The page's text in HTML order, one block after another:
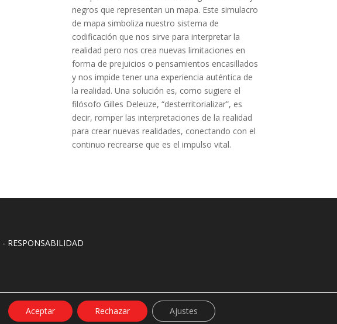
negros que representan un mapa. Este simulacro
de mapa simboliza nuestro sistema de
codificación que nos sirve para interpretar la
realidad pero nos crea nuevas limitaciones en
forma de prejuicios o pensamientos encasillados
y nos impide tener una experiencia auténtica de
la realidad. Una solución es, como sugiere el
filósofo Gilles Deleuze, “desterritorializar”, es
decir, romper las interpretaciones de la realidad
para crear nuevas realidades, conectando con el
continuo recrearse que es el impulso vital.
- RESPONSABILIDAD
Aceptar Rechazar Ajustes